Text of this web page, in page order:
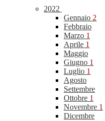
2022
Gennaio 2
Febbraio
Marzo 1
Aprile 1
Maggio
Giugno 1
Luglio 1
Agosto
Settembre
Ottobre 1
Novembre 1
Dicembre